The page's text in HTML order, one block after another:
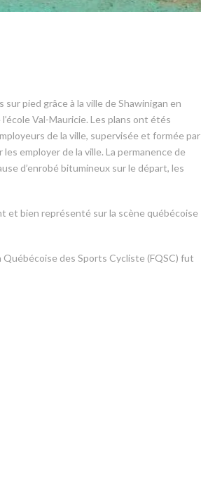
pied grâce à la ville de Shawinigan en
Val-Mauricie. Les plans ont étés
de la ville, supervisée et formée par
employer de la ville. La permanence de
d’enrobé bitumineux sur le départ, les
et bien représenté sur la scène québécoise
Québécoise des Sports Cycliste (FQSC) fut